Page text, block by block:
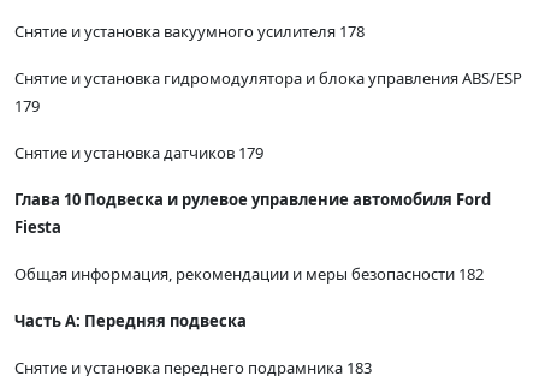
Снятие и установка вакуумного усилителя 178
Снятие и установка гидромодулятора и блока управления ABS/ESP
179
Снятие и установка датчиков 179
Глава 10 Подвеска и рулевое управление автомобиля Ford
Fiesta
Общая информация, рекомендации и меры безопасности 182
Часть А: Передняя подвеска
Снятие и установка переднего подрамника 183